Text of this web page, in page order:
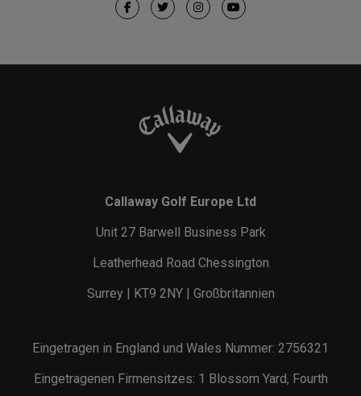
Callaway Golf Europe Ltd
Unit 27 Barwell Business Park
Leatherhead Road Chessington
Surrey | KT9 2NY | Großbritannien
Eingetragen in England und Wales Nummer: 2756321
Eingetragenen Firmensitzes: 1 Blossom Yard, Fourth